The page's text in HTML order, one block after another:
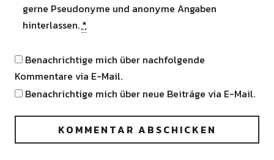
gerne Pseudonyme und anonyme Angaben
hinterlassen.*
Benachrichtige mich über nachfolgende
Kommentare via E-Mail.
Benachrichtige mich über neue Beiträge via E-Mail.